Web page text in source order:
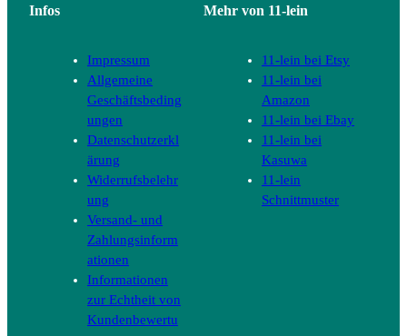
Infos
Impressum
Allgemeine
Geschäftsbeding
ungen
Datenschutzerkl
ärung
Widerrufsbelehr
ung
Versand- und
Zahlungsinform
ationen
Informationen
zur Echtheit von
Kundenbewertu
Mehr von 11-lein
11-lein bei Etsy
11-lein bei
Amazon
11-lein bei Ebay
11-lein bei
Kasuwa
11-lein
Schnittmuster